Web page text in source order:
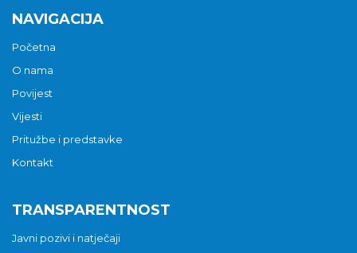
NAVIGACIJA
Početna
O nama
Povijest
Vijesti
Pritužbe i predstavke
Kontakt
TRANSPARENTNOST
Javni pozivi i natječaji